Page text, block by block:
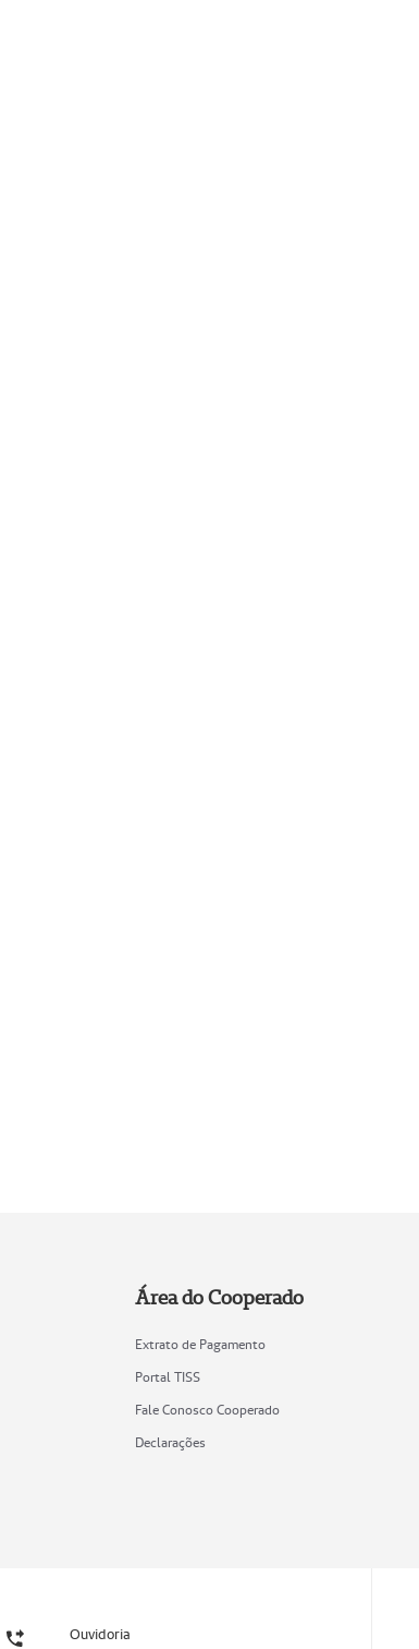
Área do Cooperado
Extrato de Pagamento
Portal TISS
Fale Conosco Cooperado
Declarações
Ouvidoria